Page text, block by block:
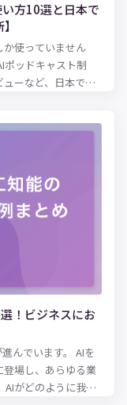
方10選と日本で
使っていません
ポッドキャスト制
ーなど、日本では
ておくべき落とし穴
！ビジネスにお
んでいます。 AIを
場し、あらゆる業
AIがどのように我々